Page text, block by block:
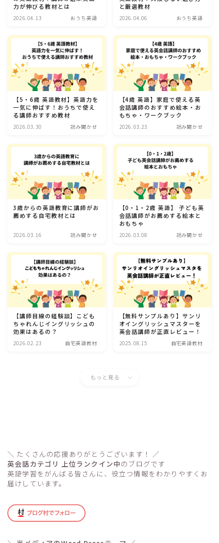
英検準１級
英検準２級
英検３級
英検４級
英検５級
英検申し込み
英語教材
自宅英語教材
子ども英会話講師
子ども英会話の悩み
インターナショナルスクール
メディア運営
プロフィール
人気記事ランキング
【塾なしでOK！】英検５級！小学生が
すめする効果的な英語教材とは
力が伸びる教材とは
2026.04.13 おうち英語
と厳選教材
2026.04.06 おうち英語
【5・6歳 英語教材】英語力を
一気に伸ばす！おうちで使え
る講師おすすめ教材
2026.03.30 読み聞かせ
【4歳 英語】家庭で使える英
会話講師のおすすめ絵本・お
もちゃ・ワークブック
2026.03.23 読み聞かせ
3歳からの英語教育に講師がお
薦めする自宅教材とは
2026.03.16 読み聞かせ
【0・1・2歳 英語】 子ども英
会話講師がお薦めする絵本と
おもちゃ
2026.03.08 読み聞かせ
【講師目線の経験談】こども
ちゃれんじイングリッシュの
効果はあるの？
2026.02.23 自宅英語教材
【無料サンプルあり】サンリ
オイングリッシュマスターを
英会話講師が正直レビュー！
2025.08.15 自宅英語教材
もっと見る
＼ たくさんの応援ありがとうございます！ ／
英会話カテゴリ 上位ランクイン中のブログです
英語学習をがんばる皆さんに、役立つ情報をわかりやすくお
届けしています。